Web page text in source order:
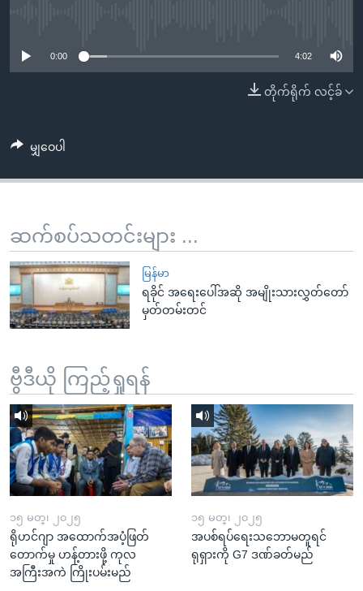
ကျော်
ရန်
နေရာ
သို့
ကျော်
ရန်
0:00 4:02
တိုက်ရိုက် လင့်ခ်
မျှဝေပါ
ဆက်စပ်သတင်းများ ...
မြန်မာ
ရခိုင် အရေးပေါ်အဆို အမျိုးသားလွှတ်တော်
မှတ်တမ်းတင်
ဗွီဒီယို ကြည့်ရှုရန်
၁၅ မတ္၊ ၂၀၂၅
ရိုဟင်ဂျာ အထောက်အပံ့ဖြတ်
တောက်မှု ဟန့်တားဖို့ ကုလ
အကြီးအကဲ ကြိုးပမ်းမည်
၁၅ မတ္၊ ၂၀၂၅
အပစ်ရပ်ရေးသဘောမတူရင်
ရုရှားကို G7 ဒဏ်ခတ်မည်